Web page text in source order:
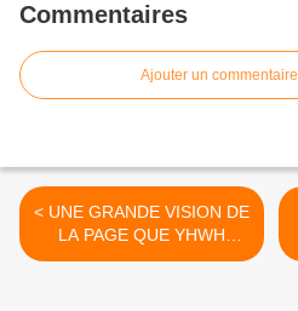
Commentaires
Ajouter un commentaire
< UNE GRANDE VISION DE
LA PAGE QUE YHWH
OUVRE